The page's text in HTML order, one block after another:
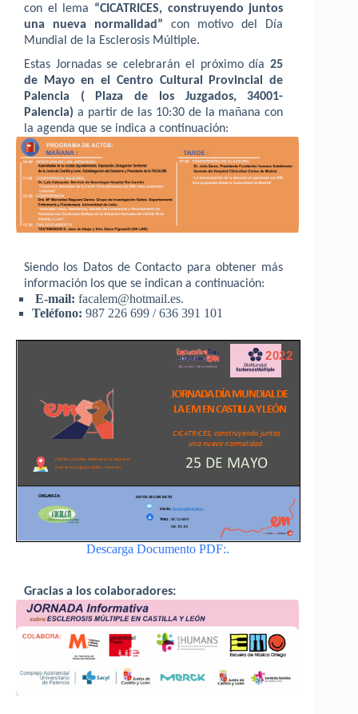
con el lema “CICATRICES, construyendo juntos
una nueva normalidad” con motivo del Día
Mundial de la Esclerosis Múltiple.
Estas Jornadas se celebrarán el próximo día 25
de Mayo en el Centro Cultural Provincial de
Palencia ( Plaza de los Juzgados, 34001-
Palencia) a partir de las 10:30 de la mañana con
la agenda que se indica a continuación:
Siendo los Datos de Contacto para obtener más
información los que se indican a continuación:
E-mail: facalem@hotmail.es.
Teléfono: 987 226 699 / 636 391 101
Descarga Documento PDF:.
Gracias a los colaboradores: